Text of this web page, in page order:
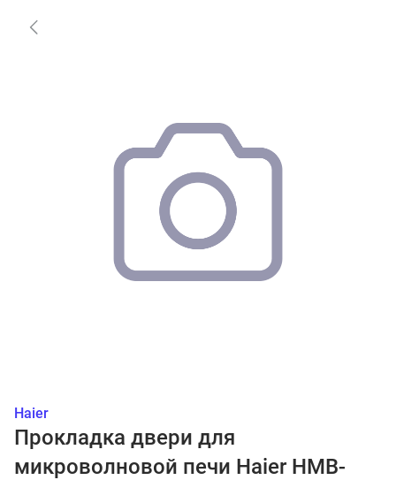
Haier
Прокладка двери для
микроволновой печи Haier HMB-